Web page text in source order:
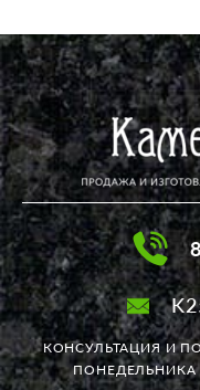
КОНСУЛЬТАЦИЯ И
ПОНЕДЕЛЬНИКА